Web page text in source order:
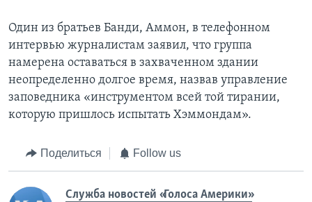
Один из братьев Банди, Аммон, в телефонном
интервью журналистам заявил, что группа
намерена оставаться в захваченном здании
неопределенно долгое время, назвав управление
заповедника «инструментом всей той тирании,
которую пришлось испытать Хэммондам».
Поделиться Follow us
Служба новостей «Голоса Америки»